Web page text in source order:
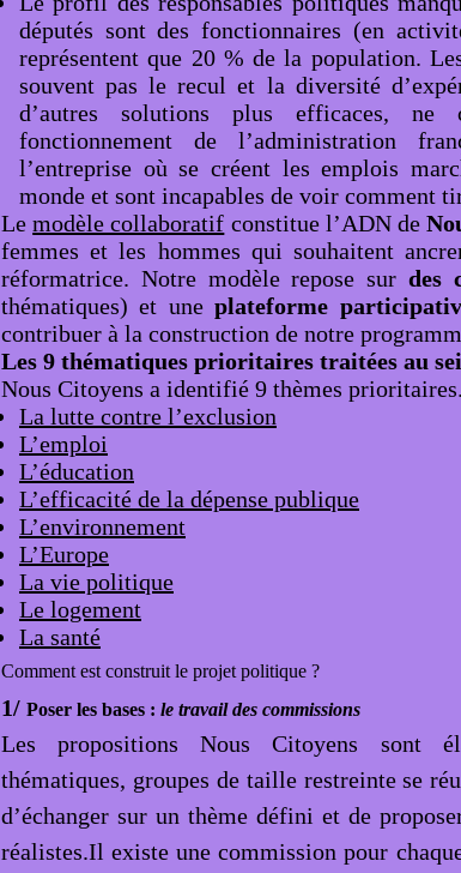
députés sont des fonctionnaires (en
représentent que 20 % de la population.
souvent pas le recul et la diversité
d’autres solutions plus efficaces,
fonctionnement de l’administration
l’entreprise où se créent les emplois
monde et sont incapables de voir comment
Lemodèle collaboratif constitue l’ADN de
femmes et les hommes qui souhaitent
réformatrice. Notre modèle repose sur des
thématiques) et uneplateforme
contribuer à la construction de notre
Les 9 thématiques prioritaires traitées au
Nous Citoyens a identifié 9 thèmes prioritaires.
La lutte contre l’exclusion
L’emploi
L’éducation
L’efficacité de la dépense publique
L’environnement
L’Europe
La vie politique
Le logement
La santé
Comment est construit le projet politique ?
1/ Poser les bases : le travail des commissions
Les propositions Nous Citoyens sont
thématiques, groupes de taille restreinte se
d’échanger sur un thème défini et de
réalistes.Il existe une commission pour